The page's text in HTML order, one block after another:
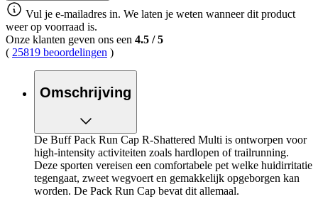
Vul je e-mailadres in. We laten je weten wanneer dit product
weer op voorraad is.
Onze klanten geven ons een 4.5 /5
( 25819 beoordelingen )
Omschrijving
De Buff Pack Run Cap R-Shattered Multi is ontworpen voor
high-intensity activiteiten zoals hardlopen of trailrunning.
Deze sporten vereisen een comfortabele pet welke huidirritatie
tegengaat, zweet wegvoert en gemakkelijk opgeborgen kan
worden. De Pack Run Cap bevat dit allemaal.